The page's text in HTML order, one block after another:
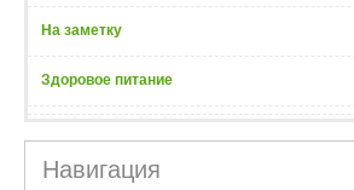
На заметку
Здоровое питание
Навигация